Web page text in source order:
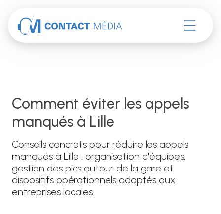
Accéder au contenu
Comment éviter les appels
manqués à Lille
Conseils concrets pour réduire les appels
manqués à Lille : organisation d'équipes,
gestion des pics autour de la gare et
dispositifs opérationnels adaptés aux
entreprises locales.